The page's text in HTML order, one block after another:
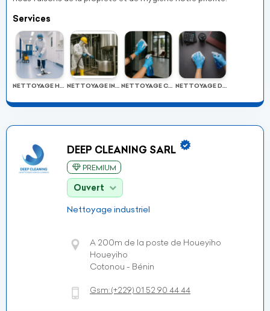
Services
NETTOYAGE HOSPITALIER NETTOYAGE INDUSTRIEL NETTOYAGE COMMERCIAL NETTOYAGE DE BUREAUX
DEEP CLEANING SARL
PREMIUM
Ouvert
Nettoyage industriel
A 200m de la poste de Houeyiho
Houeyiho
Cotonou - Bénin
Gsm:(+229) 01 52 90 44 44